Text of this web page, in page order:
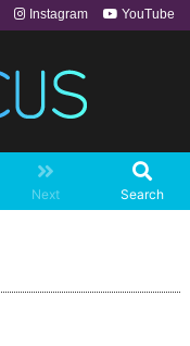
Next Search
Instagram YouTube